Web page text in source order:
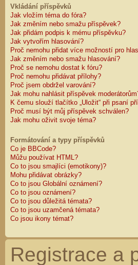
Vkládání příspěvků
Jak vložím téma do fóra?
Jak změním nebo smažu příspěvek?
Jak přidám podpis k mému příspěvku?
Jak vytvořím hlasování?
Proč nemohu přidat více možností pro
Jak změním nebo smažu hlasování?
Proč se nemohu dostat k fóru?
Proč nemohu přidávat přílohy?
Proč jsem obdržel varování?
Jak mohu nahlásit příspěvek
K čemu slouží tlačítko „Uložit“ při psaní
Proč musí být můj příspěvek schválen?
Jak mohu oživit svoje téma?
Formátování a typy příspěvků
Co je BBCode?
Můžu používat HTML?
Co to jsou smajlíci (emotikony)?
Mohu přidávat obrázky?
Co to jsou Globální oznámení?
Co to jsou oznámení?
Co to jsou důležitá témata?
Co to jsou uzamčená témata?
Co jsou ikony témat?
Registrace a